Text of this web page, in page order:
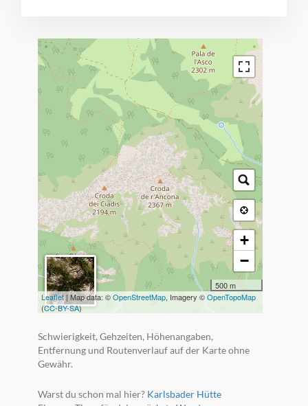
+
−
500 m
Leaflet| Map data: ©OpenStreetMap, Imagery ©OpenTopoMap
(CC-BY-SA)
Schwierigkeit, Gehzeiten, Höhenangaben,
Entfernung und Routenverlauf auf der Karte ohne
Gewähr.
Warst du schon mal hier? Karlsbader Hütte